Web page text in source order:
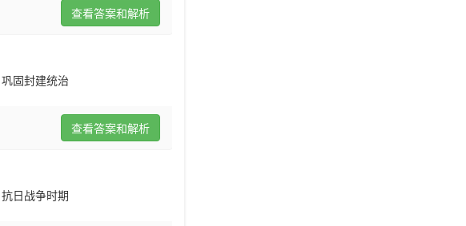
查看答案和解析
巩固封建统治
查看答案和解析
抗日战争时期